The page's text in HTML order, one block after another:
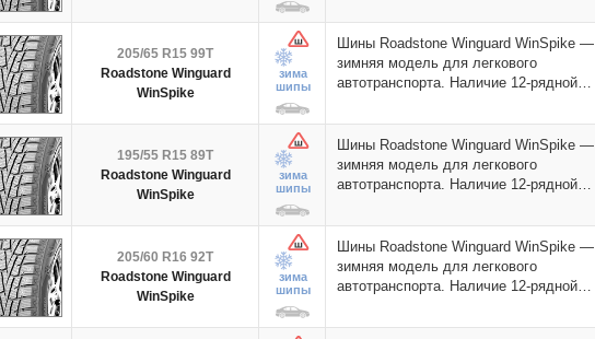
205/65 R15 99T
Roadstone Winguard
WinSpike
зима
шипы
Шины Roadstone Winguard WinSpike —
зимняя модель для легкового
автотранспорта. Наличие 12-рядной…
195/55 R15 89T
Roadstone Winguard
WinSpike
зима
шипы
Шины Roadstone Winguard WinSpike —
зимняя модель для легкового
автотранспорта. Наличие 12-рядной…
205/60 R16 92T
Roadstone Winguard
WinSpike
зима
шипы
Шины Roadstone Winguard WinSpike —
зимняя модель для легкового
автотранспорта. Наличие 12-рядной…